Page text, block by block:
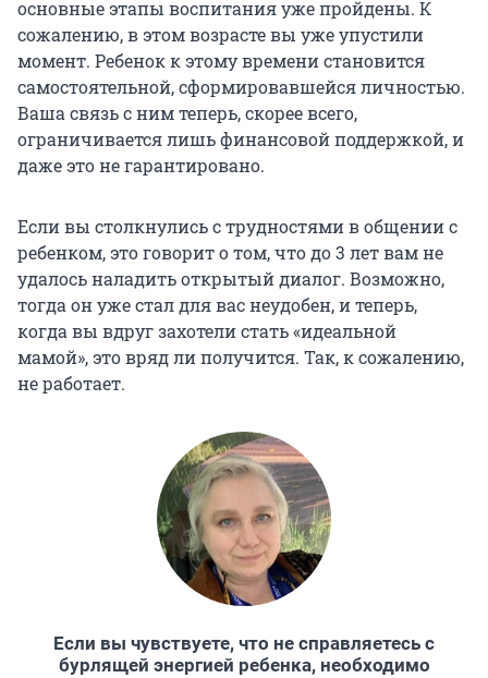
основные этапы воспитания уже пройдены. К
сожалению, в этом возрасте вы уже упустили
момент. Ребенок к этому времени становится
самостоятельной, сформировавшейся личностью.
Ваша связь с ним теперь, скорее всего,
ограничивается лишь финансовой поддержкой, и
даже это не гарантировано.
Если вы столкнулись с трудностями в общении с
ребенком, это говорит о том, что до 3 лет вам не
удалось наладить открытый диалог. Возможно,
тогда он уже стал для вас неудобен, и теперь,
когда вы вдруг захотели стать «идеальной
мамой», это вряд ли получится. Так, к сожалению,
не работает.
Если вы чувствуете, что не справляетесь с
бурлящей энергией ребенка, необходимо